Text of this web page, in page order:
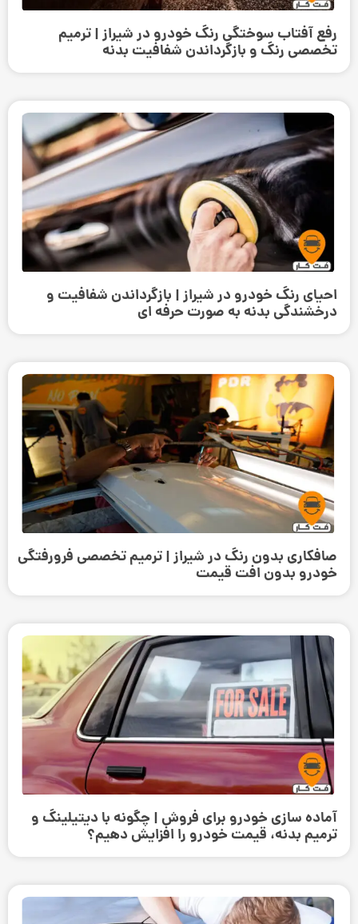
رفع آفتاب سوختگی رنگ خودرو در شیراز | ترمیم
تخصصی رنگ و بازگرداندن شفافیت بدنه
احیای رنگ خودرو در شیراز | بازگرداندن شفافیت و
درخشندگی بدنه به صورت حرفه‌ ای
صافکاری بدون رنگ در شیراز | ترمیم تخصصی فرورفتگی
خودرو بدون افت قیمت
آماده سازی خودرو برای فروش | چگونه با دیتیلینگ و
ترمیم بدنه، قیمت خودرو را افزایش دهیم؟